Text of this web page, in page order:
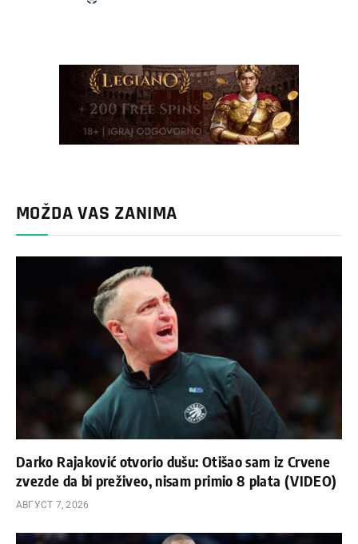
MOŽDA VAS ZANIMA
Darko Rajaković otvorio dušu: Otišao sam iz Crvene
zvezde da bi preživeo, nisam primio 8 plata (VIDEO)
АВГУСТ 7, 2026